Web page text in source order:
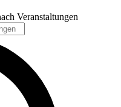
Veranstaltungen